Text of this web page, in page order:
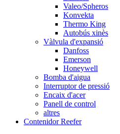
Valeo/Spheros
Konvekta
Thermo King
Autobús xinès
Vàlvula d'expansió
Danfoss
Emerson
Honeywell
Bomba d'aigua
Interruptor de pressió
Encaix d'acer
Panell de control
altres
Contenidor Reefer